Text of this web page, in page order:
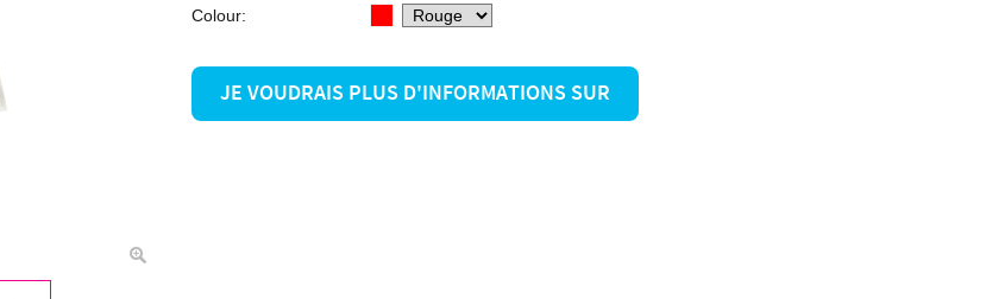
Colour:
JE VOUDRAIS PLUS D'INFORMATIONS SUR